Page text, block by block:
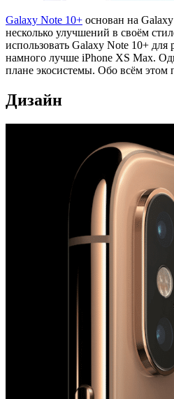
Galaxy Note 10+ основан на
несколько улучшений в своём
использовать Galaxy Note 10+ для
намного лучше iPhone XS Max.
плане экосистемы. Обо всём этом
Дизайн